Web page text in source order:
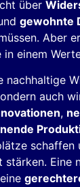
über
gewohnte
Aber
in einem
nachhaltige
auch
,
schaffen
Eine